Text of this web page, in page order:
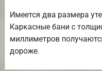
Имеется два размера
Каркасные бани с
миллиметров
дороже.